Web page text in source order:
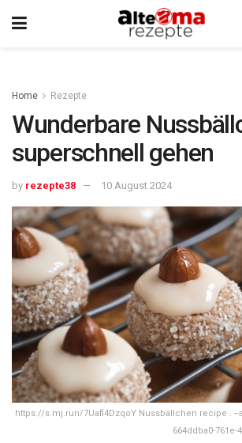
Home Rezepte
Wunderbare
superschnell gehen
by rezepte38 10 August 2024
https://s.mj.run/7Uafl4DzqoY Nussbällchen recipe . --
664ddba0-761e-